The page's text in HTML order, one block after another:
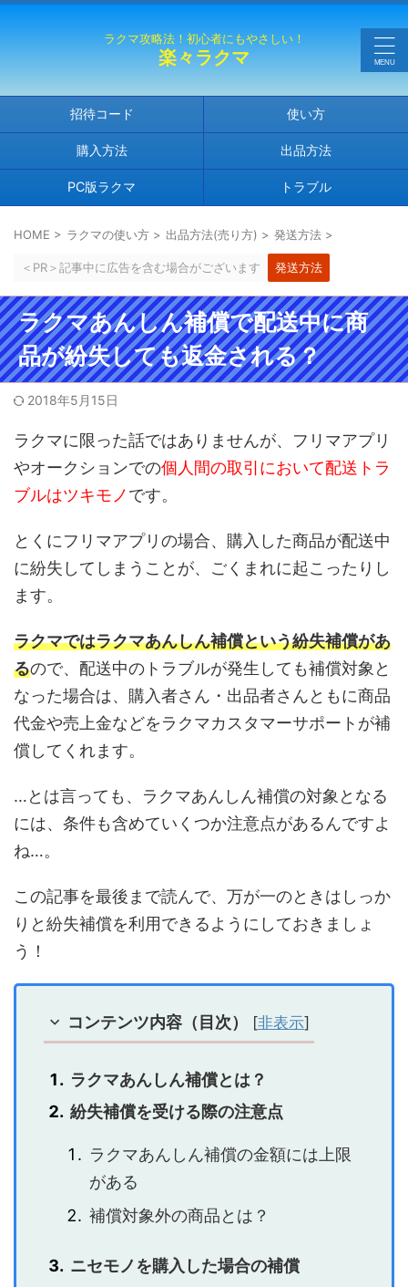
ラクマ攻略法！初心者にもやさしい！
楽々ラクマ
招待コード 使い方
購入方法 出品方法
PC版ラクマ トラブル
HOME > ラクマの使い方 > 出品方法(売り方) > 発送方法 >
＜PR＞記事中に広告を含む場合がございます 発送方法
ラクマあんしん補償で配送中に商
品が紛失しても返金される？
2018年5月15日
ラクマに限った話ではありませんが、フリマアプリ
やオークションでの個人間の取引において配送トラ
ブルはツキモノです。
とくにフリマアプリの場合、購入した商品が配送中
に紛失してしまうことが、ごくまれに起こったりし
ます。
ラクマではラクマあんしん補償という紛失補償があ
るので、配送中のトラブルが発生しても補償対象と
なった場合は、購入者さん・出品者さんともに商品
代金や売上金などをラクマカスタマーサポートが補
償してくれます。
…とは言っても、ラクマあんしん補償の対象となる
には、条件も含めていくつか注意点があるんですよ
ね…。
この記事を最後まで読んで、万が一のときはしっか
りと紛失補償を利用できるようにしておきましょ
う！
コンテンツ内容（目次） [非表示]
ラクマあんしん補償とは？
紛失補償を受ける際の注意点
ラクマあんしん補償の金額には上限
がある
補償対象外の商品とは？
ニセモノを購入した場合の補償